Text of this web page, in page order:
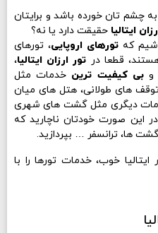
به چشم تان خورده باشد و برایتان
ایتالیا حقیقت دارد یا نه؟
که تورهای اروپایی، تورهای
قطعا در تور ارزان ایتالیا،
وبی کیفیت ترین خدمات مثل
توقف های طولانی، هتل های میان
دیگری مثل گشت های شهری
این صورت خودتان ناچارید که
ها، ترانسفر … بپردازید.
خوب، خدمات تورها را با